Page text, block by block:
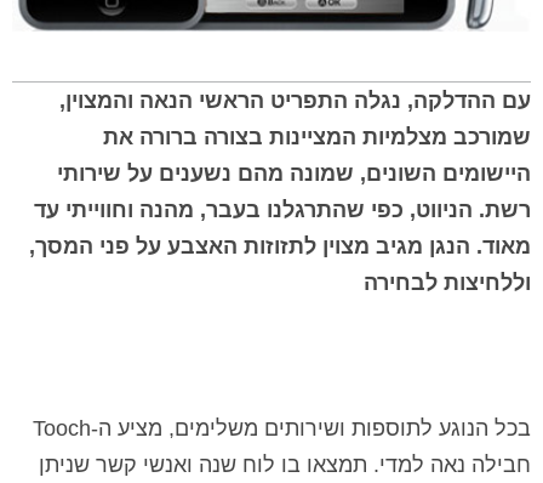
עם ההדלקה, נגלה התפריט הראשי הנאה והמצוין,
שמורכב מצלמיות המציינות בצורה ברורה את
היישומים השונים, שמונה מהם נשענים על שירותי
רשת. הניווט, כפי שהתרגלנו בעבר, מהנה וחווייתי עד
מאוד. הנגן מגיב מצוין לתזוזות האצבע על פני המסך,
וללחיצות לבחירה
בכל הנוגע לתוספות ושירותים משלימים, מציע ה-Tooch
חבילה נאה למדי. תמצאו בו לוח שנה ואנשי קשר שניתן